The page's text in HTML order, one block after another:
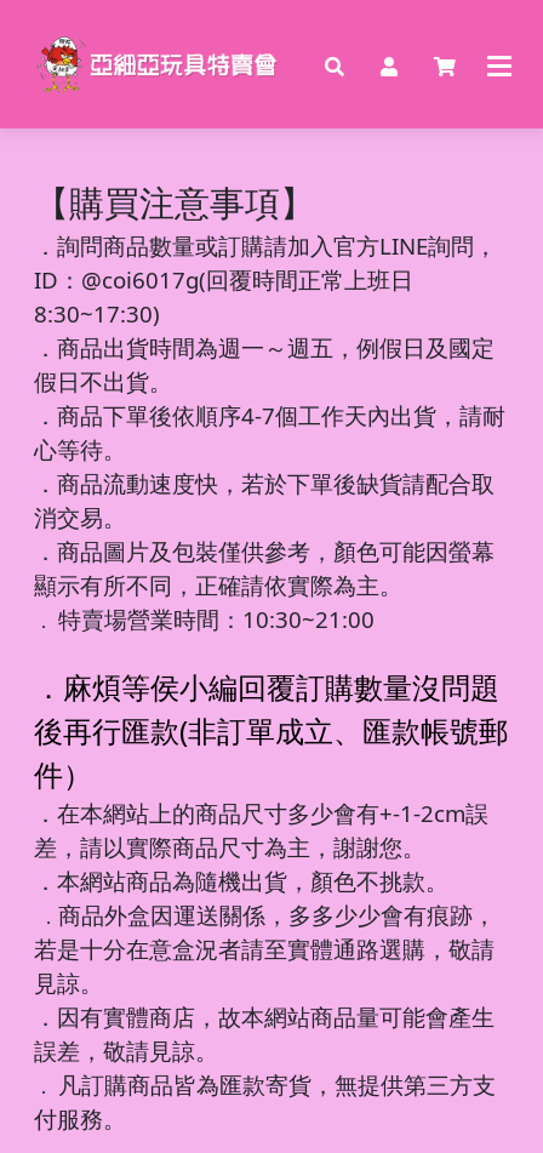
【購買注意事項】
． 詢問商品數量或訂購請加入官方LINE詢問，
ID：@coi6017g(回覆時間正常上班日
8:30~17:30)
．商品出貨時間為週一～週五，例假日及國定
假日不出貨。
．商品下單後依順序4-7個工作天內出貨，請耐
心等待。
．商品流動速度快，若於下單後缺貨請配合取
消交易。
．商品圖片及包裝僅供參考，顏色可能因螢幕
顯示有所不同，正確請依實際為主。
． 特賣場營業時間：10:30~21:00
．麻煩等侯小編回覆訂購數量沒問題
後再行匯款(非訂單成立、匯款帳號郵
件）
．在本網站上的商品尺寸多少會有+-1-2cm誤
差，請以實際商品尺寸為主，謝謝您。
．本網站商品為隨機出貨，顏色不挑款。
． 商品外盒因運送關係，多多少少會有痕跡，
若是十分在意盒況者請至實體通路選購，敬請
見諒。
．因有實體商店，故本網站商品量可能會產生
誤差，敬請見諒。
． 凡訂購商品皆為匯款寄貨，無提供第三方支
付服務。